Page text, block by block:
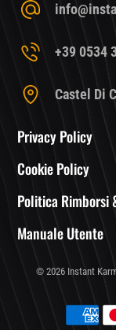
+39 0534
Castel Di
Privacy Policy
Cookie Policy
Politica Rimborsi
Manuale Utente
© 2026 Instant